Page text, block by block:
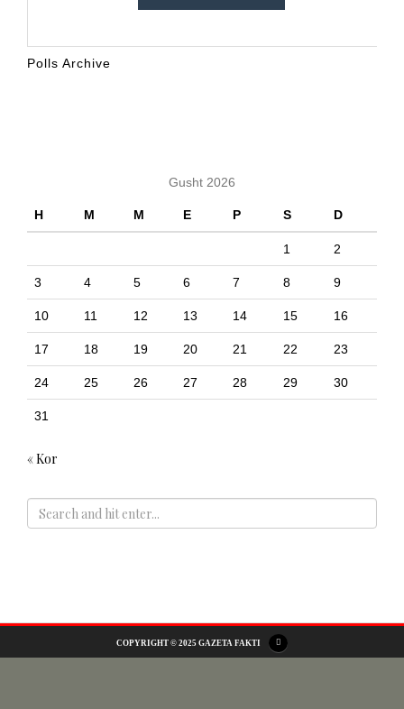
Polls Archive
Gusht 2026
H M M E P S D
1 2
3 4 5 6 7 8 9
10 11 12 13 14 15 16
17 18 19 20 21 22 23
24 25 26 27 28 29 30
31
« Kor
COPYRIGHT © 2025 GAZETA FAKTI